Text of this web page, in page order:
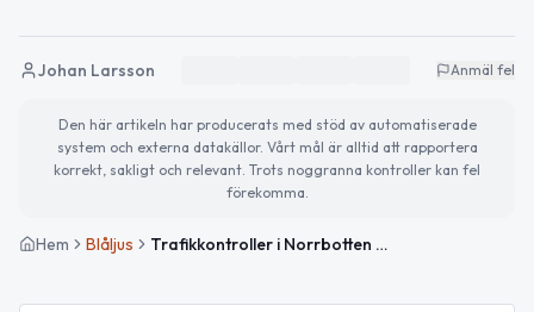
Johan Larsson Anmäl fel
Den här artikeln har producerats med stöd av automatiserade
system och externa datakällor. Vårt mål är alltid att rapportera
korrekt, sakligt och relevant. Trots noggranna kontroller kan fel
förekomma.
Hem Blåljus Trafikkontroller i Norrbotten – inga rattfyllerister, en bil med körförbud